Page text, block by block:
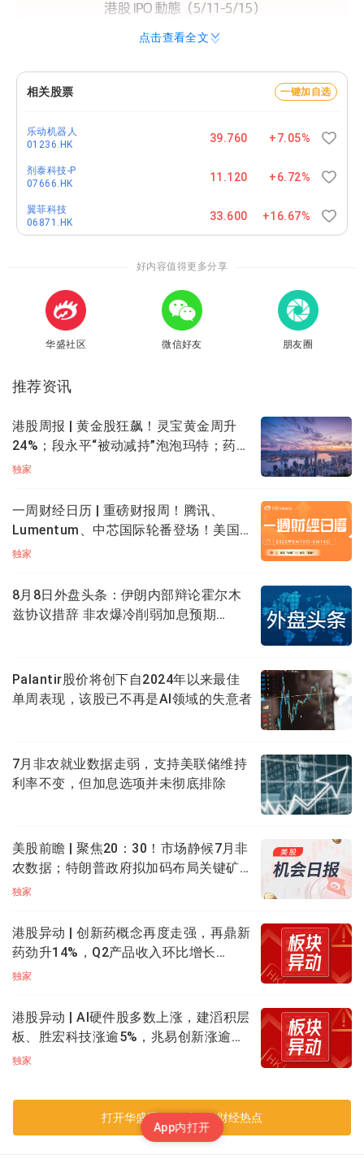
乐动机器人上市首日飙涨超127%！认购超6700
倍，中签一手大赚超6700港元
乐动机器人上市首日大涨127%，中签一手大赚超6700港
元，此前公开发售获6707.66倍认购，一手中签率0.8%。
公司是一家以视觉感知技术为核心的全栈式智能机器人
企业，是视觉感知机器人龙头。根据灼识咨询资料，以
感知技术为核心的智能机器人公司。
全球AI药物递送第一股剂泰科技-P：上市首日收
剂泰科技-P上市首日收涨超126%，中签一手大赚6650
港元。公开发售阶段剂泰科技获6910.96倍认购，一手中
签率0.14%。剂泰科技是一家专注于AI制药和纳米药物递
送的生物科技公司，人工智能纳米材料创新的领军者，
2020年由MIT赖才达博士，联合美国医学与生物工程研
究院及美国国家工程院院士陈红敏博士和王文首博士共
涨超108%，一手大赚4352港元
点击查看全文
相关股票 一键加自选
乐动机器人
01236.HK
39.760 +7.05%
剂泰科技-P
07666.HK
11.120 +6.72%
翼菲科技
06871.HK
33.600 +16.67%
好内容值得更多分享
华盛社区 微信好友 朋友圈
推荐资讯
港股周报 | 黄金股狂飙！灵宝黄金周升
24%；段永平“被动减持”泡泡玛特；药明
康德升近20%创新高
独家
一周财经日历 | 重磅财报周！腾讯、
Lumentum、中芯国际轮番登场！美国7
月CPI携零售数据来袭
独家
8月8日外盘头条：伊朗内部辩论霍尔木
兹协议措辞 非农爆冷削弱加息预期
Palantir股价将创下自2024年以来最佳
单周表现，该股已不再是AI领域的失意者
7月非农就业数据走弱，支持美联储维持
利率不变，但加息选项并未彻底排除
美股前瞻 | 聚焦20：30！市场静候7月非
农数据；特朗普政府拟加码布局关键矿
产；应用光电计划大规模扩产，光通信
独家
港股异动 | 创新药概念再度走强，再鼎新
药劲升14%，Q2产品收入环比增长
11%；药明生物升逾5%，百济神州升逾
独家
港股异动 | AI硬件股多数上涨，建滔积层
板、胜宏科技涨逾5%，兆易创新涨逾
3%；南方两倍做多海力士跌逾9%
独家
打开华盛通APP 看更多财经热点
App内打开